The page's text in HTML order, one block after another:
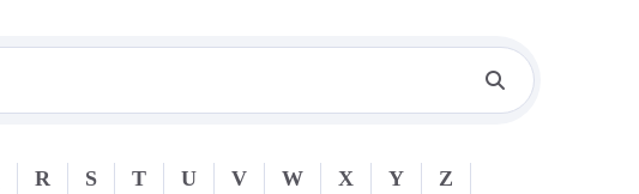
R S T U V W X Y Z